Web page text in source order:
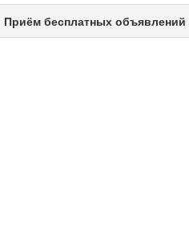
Еженедельный
Актуальный
Приём бесплатных объявлений